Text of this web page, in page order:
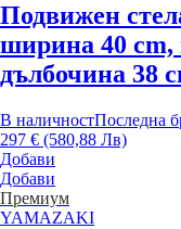
Подвижен
ширина 40 cm,
дълбочина 38
В наличностПоследна
297 € (580,88 Лв)
Добави
Добави
Премиум
YAMAZAKI